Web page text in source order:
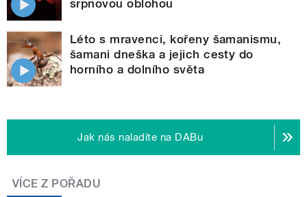
srpnovou oblohou
Léto s mravenci, kořeny šamanismu,
šamani dneška a jejich cesty do
horního a dolního světa
Jak nás naladíte na DABu
VÍCE Z POŘADU